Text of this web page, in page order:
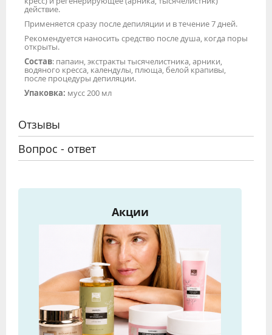
действие.
Применяется сразу после депиляции и в течение 7 дней.
Рекомендуется наносить средство после душа, когда поры
открыты.
Состав: папаин, экстракты тысячелистника, арники,
водяного кресса, календулы, плюща, белой крапивы,
после процедуры депиляции.
Упаковка: мусс 200 мл
Отзывы
Вопрос - ответ
Акции